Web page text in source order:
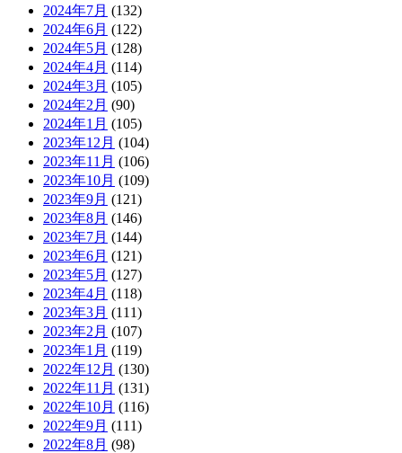
2024年7月 (132)
2024年6月 (122)
2024年5月 (128)
2024年4月 (114)
2024年3月 (105)
2024年2月 (90)
2024年1月 (105)
2023年12月 (104)
2023年11月 (106)
2023年10月 (109)
2023年9月 (121)
2023年8月 (146)
2023年7月 (144)
2023年6月 (121)
2023年5月 (127)
2023年4月 (118)
2023年3月 (111)
2023年2月 (107)
2023年1月 (119)
2022年12月 (130)
2022年11月 (131)
2022年10月 (116)
2022年9月 (111)
2022年8月 (98)